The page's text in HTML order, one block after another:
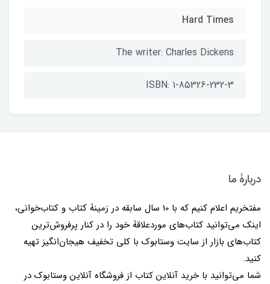
Hard Times
The writer: Charles Dickens
ISBN: 1-85326-232-3
دربارۀ ما
مفتخریم اعلام کنیم که با 10 سال سابقه در زمینۀ کتاب و کتاب‌خوانی،
اینک می‌توانید کتاب‌های موردعلاقۀ خود را در کنار پرفروش‌ترین
کتاب‌های بازار از سایت وستابوک با کلی تخفیف هیجان‌انگیز تهیه
کنید.
شما می‌توانید با خرید آنلاین کتاب از فروشگاه آنلاین وستابوک در